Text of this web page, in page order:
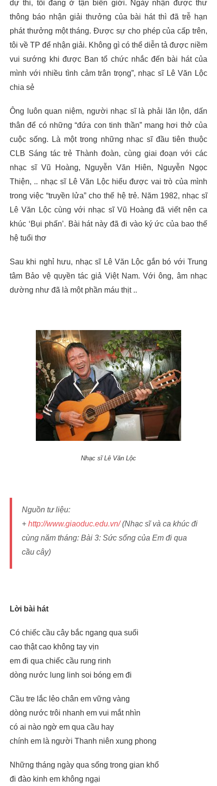
dự thi, tôi đang ở tận biên giới. Ngày nhận được thư
thông báo nhận giải thưởng của bài hát thì đã trễ hạn
phát thưởng một tháng. Được sự cho phép của cấp trên,
tôi về TP để nhận giải. Không gì có thể diễn tả được niềm
vui sướng khi được Ban tổ chức nhắc đến bài hát của
mình với nhiều tình cảm trân trọng”, nhạc sĩ Lê Văn Lộc
chia sẻ
Ông luôn quan niệm, người nhạc sĩ là phải lăn lộn, dấn
thân để có những “đứa con tinh thần” mang hơi thở của
cuộc sống. Là một trong những nhạc sĩ đầu tiên thuộc
CLB Sáng tác trẻ Thành đoàn, cùng giai đoạn với các
nhạc sĩ Vũ Hoàng, Nguyễn Văn Hiên, Nguyễn Ngọc
Thiện, .. nhạc sĩ Lê Văn Lộc hiểu được vai trò của mình
trong việc “truyền lửa” cho thế hệ trẻ. Năm 1982, nhạc sĩ
Lê Văn Lộc cùng với nhạc sĩ Vũ Hoàng đã viết nên ca
khúc ‘Bụi phấn’. Bài hát này đã đi vào ký ức của bao thế
hệ tuổi thơ
Sau khi nghỉ hưu, nhạc sĩ Lê Văn Lộc gắn bó với Trung
tâm Bảo vệ quyền tác giả Việt Nam. Với ông, âm nhạc
dường như đã là một phần máu thịt ..
Nhạc sĩ Lê Văn Lộc
Nguồn tư liệu:
+ http://www.giaoduc.edu.vn/(Nhạc sĩ và ca khúc đi
cùng năm tháng: Bài 3: Sức sống của Em đi qua
cầu cây)
Lời bài hát
Có chiếc cầu cây bắc ngang qua suối
cao thật cao không tay vịn
em đi qua chiếc cầu rung rinh
dòng nước lung linh soi bóng em đi
Cầu tre lắc lẻo chân em vững vàng
dòng nước trôi nhanh em vui mắt nhìn
có ai nào ngờ em qua cầu hay
chính em là người Thanh niên xung phong
Những tháng ngày qua sống trong gian khổ
đi đào kinh em không ngại